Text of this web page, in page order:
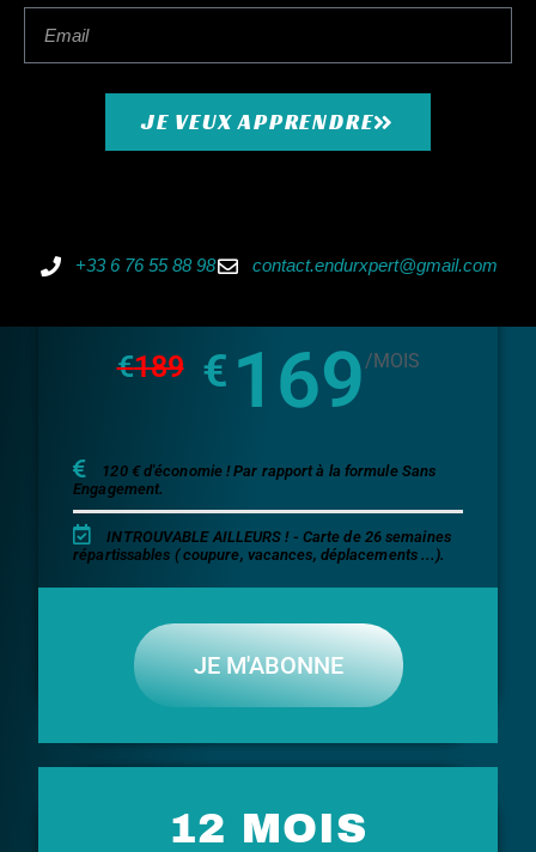
€189 € 169/MOIS
120 € d'économie !Par rapport à la formule Sans
Engagement.
INTROUVABLE AILLEURS ! - Carte de 26 semaines
répartissables ( coupure, vacances, déplacements ...).
JE M'ABONNE
12 MOIS
JE VEUX APPRENDRE
+33 6 76 55 88 98 contact.endurxpert@gmail.com